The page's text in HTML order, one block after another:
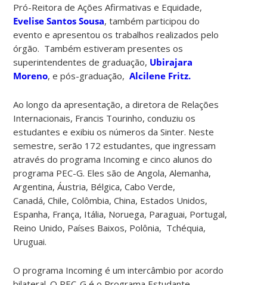
Pró-Reitora de Ações Afirmativas e Equidade,
Evelise Santos Sousa, também participou do
evento e apresentou os trabalhos realizados pelo
órgão. Também estiveram presentes os
superintendentes de graduação, Ubirajara
Moreno, e pós-graduação, Alcilene Fritz.
Ao longo da apresentação, a diretora de Relações
Internacionais, Francis Tourinho, conduziu os
estudantes e exibiu os números da Sinter. Neste
semestre, serão 172 estudantes, que ingressam
através do programa Incoming e cinco alunos do
programa PEC-G. Eles são de Angola, Alemanha,
Argentina, Áustria, Bélgica, Cabo Verde,
Canadá, Chile, Colômbia, China, Estados Unidos,
Espanha, França, Itália, Noruega, Paraguai, Portugal,
Reino Unido, Países Baixos, Polônia, Tchéquia,
Uruguai.
O programa Incoming é um intercâmbio por acordo